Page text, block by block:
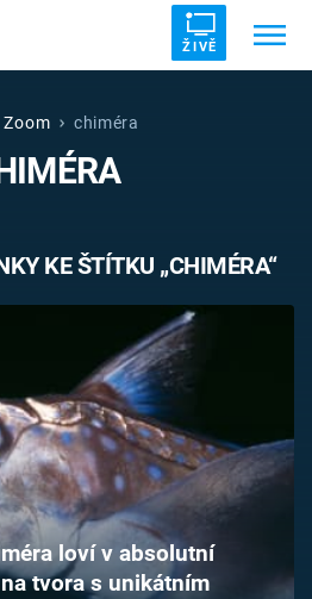
ŽIVĚ
DRUHÁ SVĚTOVÁ VÁLKA
Zoom chiméra
KE ŠTÍTKU „CHIMÉRA“
loví v absolutní
tvora s unikátním